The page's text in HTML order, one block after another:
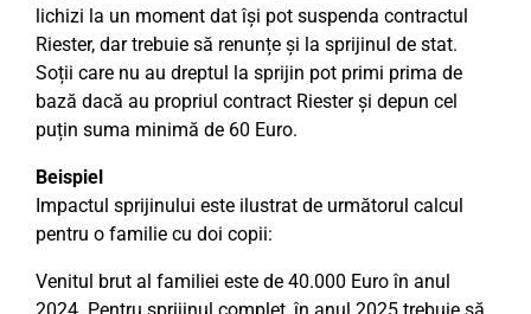
lichizi la un moment dat își pot suspenda contractul
Riester, dar trebuie să renunțe și la sprijinul de stat.
Soții care nu au dreptul la sprijin pot primi prima de
bază dacă au propriul contract Riester și depun cel
puțin suma minimă de 60 Euro.
Beispiel
Impactul sprijinului este ilustrat de următorul calcul
pentru o familie cu doi copii:
Venitul brut al familiei este de 40.000 Euro în anul